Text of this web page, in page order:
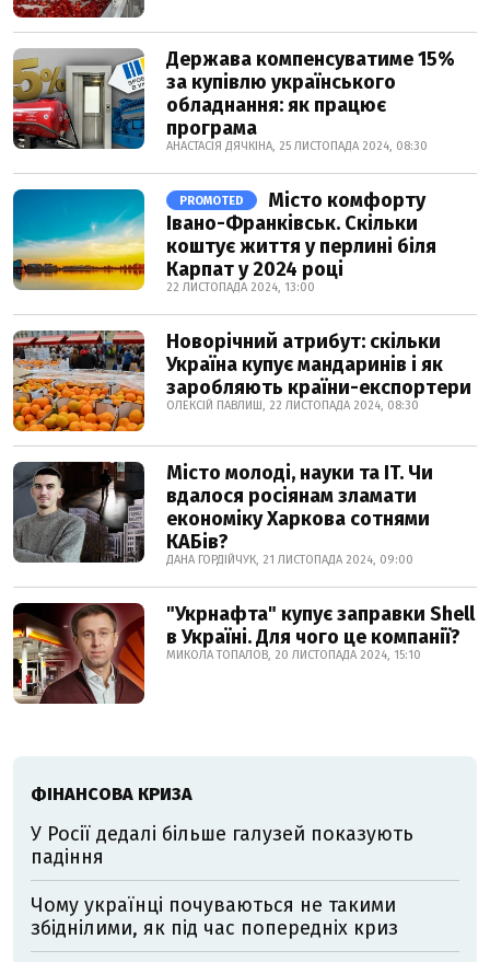
Держава компенсуватиме 15%
за купівлю українського
обладнання: як працює
програма
АНАСТАСІЯ ДЯЧКІНА, 25 ЛИСТОПАДА 2024, 08:30
PROMOTED
Місто комфорту
Івано-Франківськ. Скільки
коштує життя у перлині біля
Карпат у 2024 році
22 ЛИСТОПАДА 2024, 13:00
Новорічний атрибут: скільки
Україна купує мандаринів і як
заробляють країни-експортери
ОЛЕКСІЙ ПАВЛИШ, 22 ЛИСТОПАДА 2024, 08:30
Місто молоді, науки та IT. Чи
вдалося росіянам зламати
економіку Харкова сотнями
КАБів?
ДАНА ГОРДІЙЧУК, 21 ЛИСТОПАДА 2024, 09:00
"Укрнафта" купує заправки Shell
в Україні. Для чого це компанії?
МИКОЛА ТОПАЛОВ, 20 ЛИСТОПАДА 2024, 15:10
ФІНАНСОВА КРИЗА
У Росії дедалі більше галузей показують
падіння
Чому українці почуваються не такими
збіднілими, як під час попередніх криз